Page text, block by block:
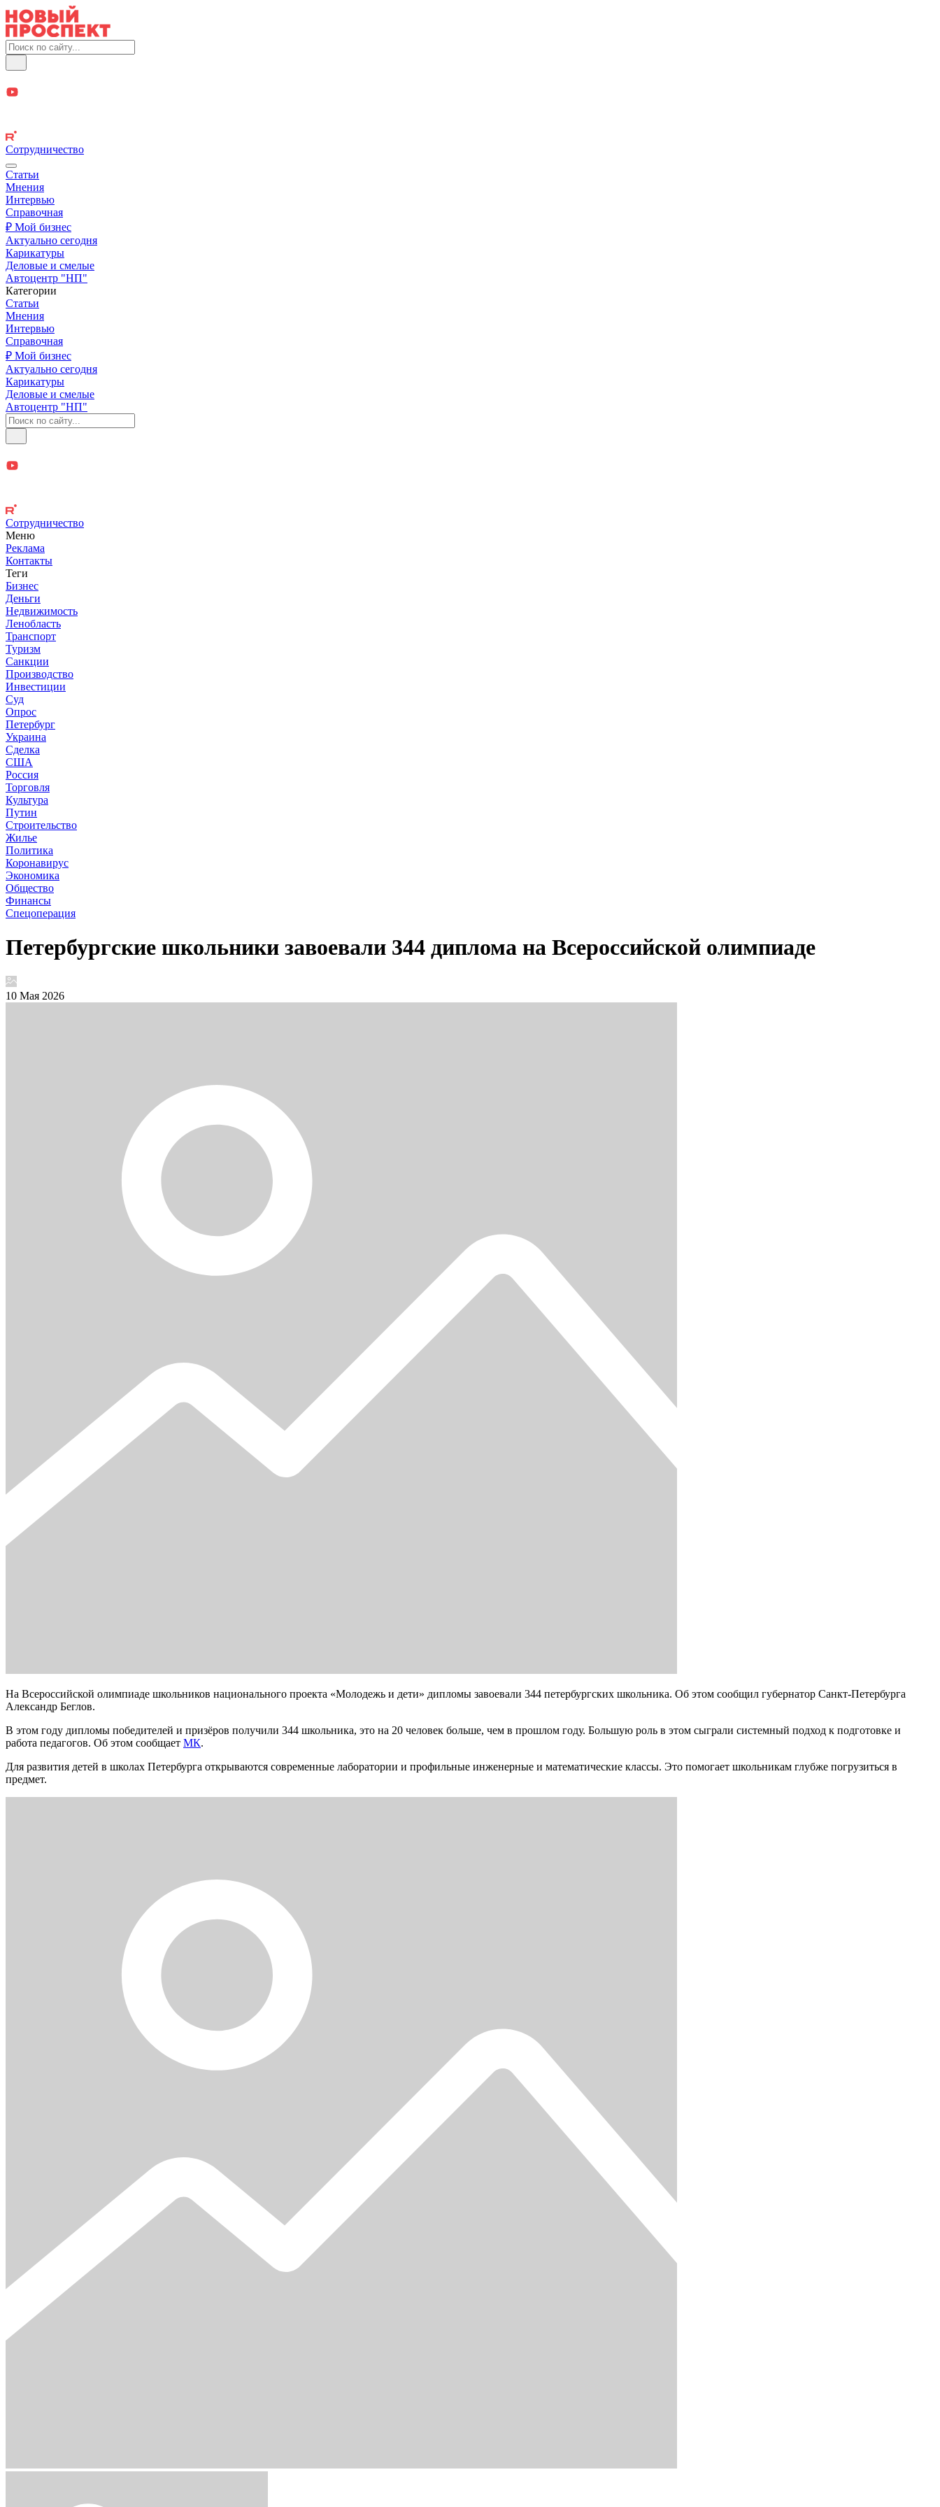
Сотрудничество
Статьи
Мнения
Интервью
Справочная
₽ Мой бизнес
Актуально сегодня
Карикатуры
Деловые и смелые
Автоцентр "НП"
Категории
Статьи
Мнения
Интервью
Справочная
₽ Мой бизнес
Актуально сегодня
Карикатуры
Деловые и смелые
Автоцентр "НП"
Сотрудничество
Меню
Реклама
Контакты
Теги
Бизнес
Деньги
Недвижимость
Ленобласть
Транспорт
Туризм
Санкции
Производство
Инвестиции
Суд
Опрос
Петербург
Украина
Сделка
США
Россия
Торговля
Культура
Путин
Строительство
Жилье
Политика
Коронавирус
Экономика
Общество
Финансы
Спецоперация
Петербургские школьники завоевали 344 диплома на Всероссийской олимпиаде
10 Мая 2026
На Всероссийской олимпиаде школьников национального проекта «Молодежь и дети» дипломы завоевали 344 петербургских школьника. Об этом сообщил губернатор Санкт-Петербурга
Александр Беглов.
В этом году дипломы победителей и призёров получили 344 школьника, это на 20 человек больше, чем в прошлом году. Большую роль в этом сыграли системный подход к подготовке и
работа педагогов. Об этом сообщает МК.
Для развития детей в школах Петербурга открываются современные лаборатории и профильные инженерные и математические классы. Это помогает школьникам глубже погрузиться в
предмет.